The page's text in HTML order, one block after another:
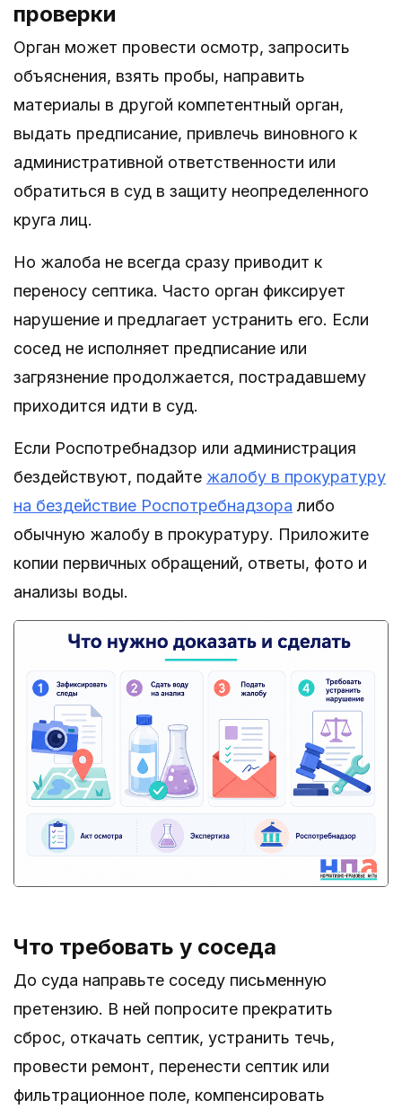
проверки
Орган может провести осмотр, запросить
объяснения, взять пробы, направить
материалы в другой компетентный орган,
выдать предписание, привлечь виновного к
административной ответственности или
обратиться в суд в защиту неопределенного
круга лиц.
Но жалоба не всегда сразу приводит к
переносу септика. Часто орган фиксирует
нарушение и предлагает устранить его. Если
сосед не исполняет предписание или
загрязнение продолжается, пострадавшему
приходится идти в суд.
Если Роспотребнадзор или администрация
бездействуют, подайте жалобу в прокуратуру
на бездействие Роспотребнадзора либо
обычную жалобу в прокуратуру. Приложите
копии первичных обращений, ответы, фото и
анализы воды.
Что требовать у соседа
До суда направьте соседу письменную
претензию. В ней попросите прекратить
сброс, откачать септик, устранить течь,
провести ремонт, перенести септик или
фильтрационное поле, компенсировать